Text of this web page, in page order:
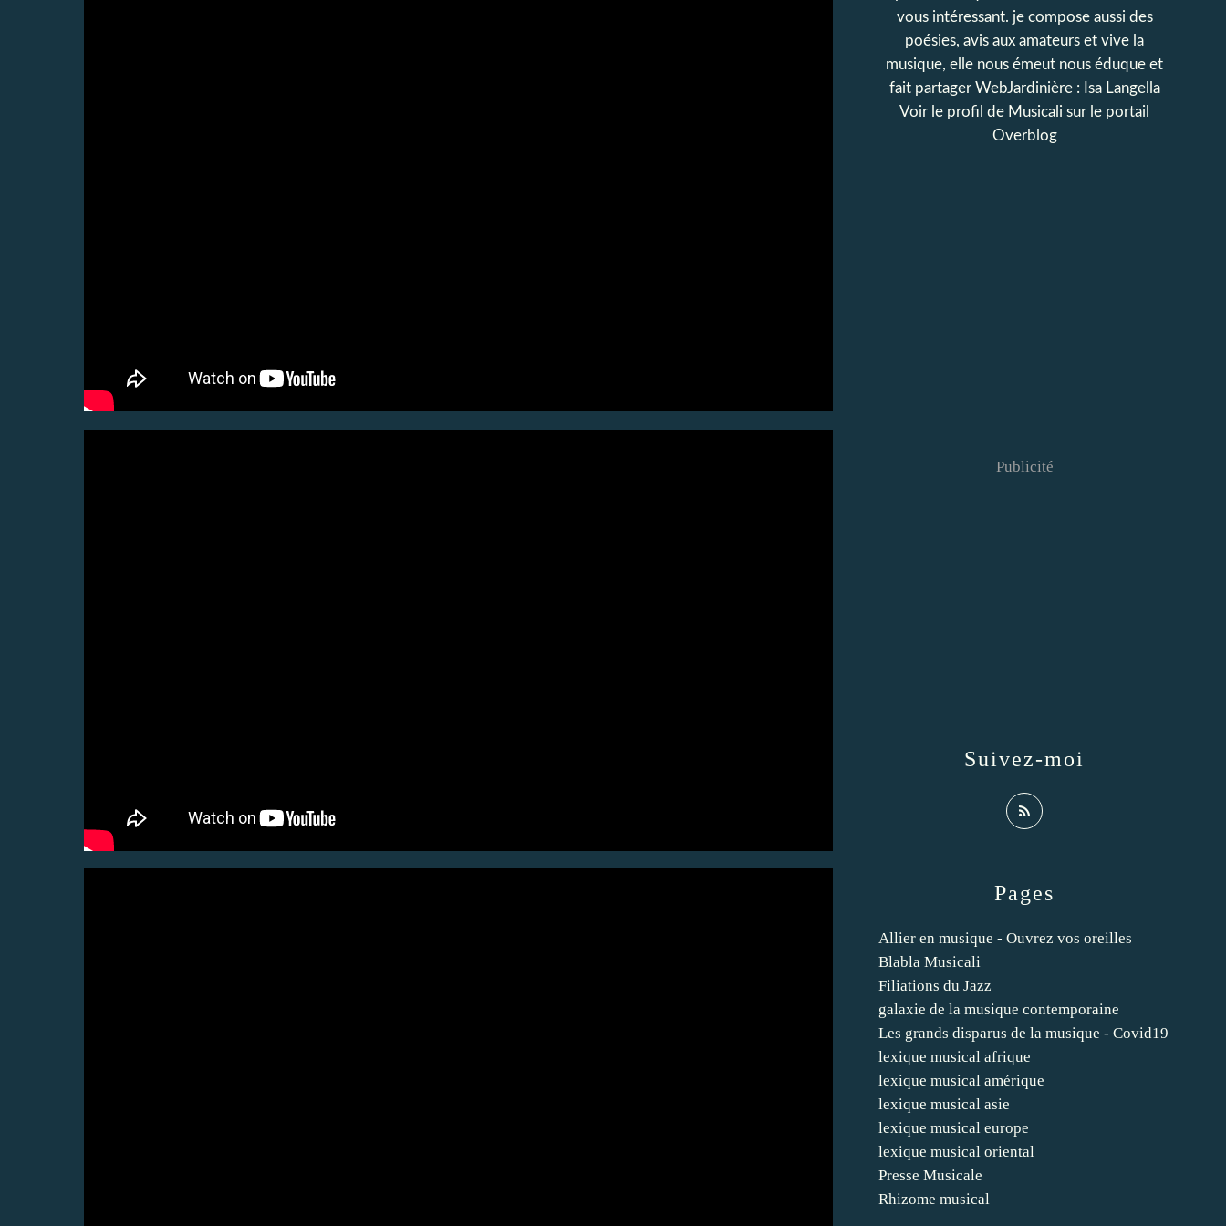
Pages
Allier en musique - Ouvrez vos oreilles
Blabla Musicali
Filiations du Jazz
galaxie de la musique contemporaine
Les grands disparus de la musique - Covid19
lexique musical afrique
lexique musical amérique
lexique musical asie
lexique musical europe
lexique musical oriental
Presse Musicale
Rhizome musical
vous intéressant. je compose aussi des
poésies, avis aux amateurs et vive la
musique, elle nous émeut nous éduque et
fait partager WebJardinière : Isa Langella
Voir le profil de Musicali sur le portail
Overblog
Suivez-moi
Publicité